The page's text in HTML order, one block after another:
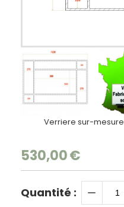
Verriere sur-mesure
530,00€
Quantité :